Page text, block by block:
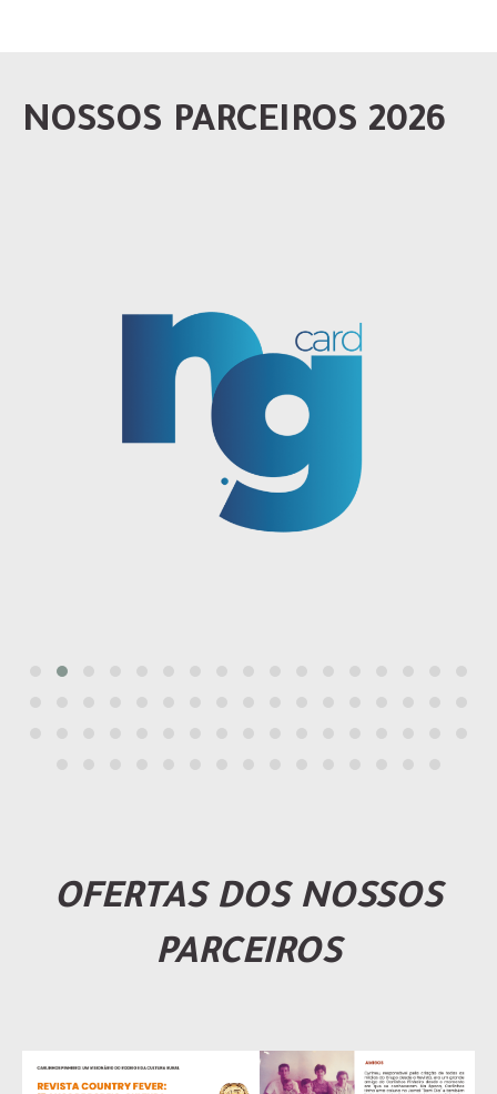
NOSSOS PARCEIROS 2026
OFERTAS DOS NOSSOS
PARCEIROS